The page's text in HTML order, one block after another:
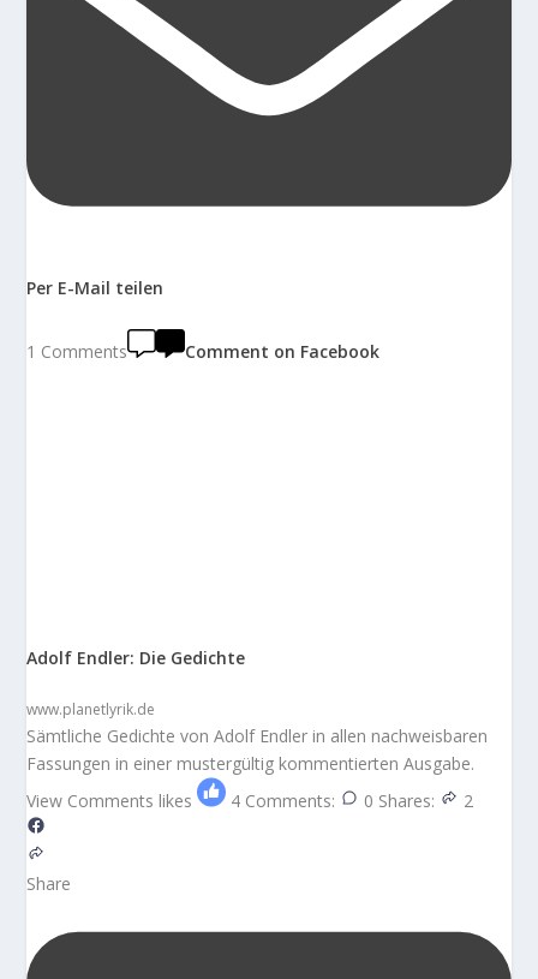
Per E-Mail teilen
1 Comments Comment on Facebook
Adolf Endler: Die Gedichte
www.planetlyrik.de
Sämtliche Gedichte von Adolf Endler in allen nachweisbaren
Fassungen in einer mustergültig kommentierten Ausgabe.
View Comments likes 4 Comments: 0 Shares: 2
Share